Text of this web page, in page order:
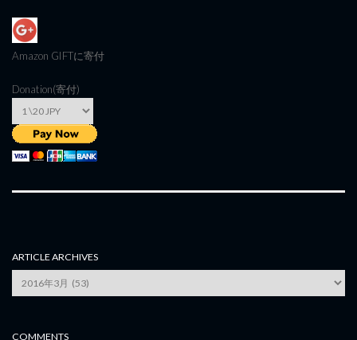
Amazon GIFTに寄付
Donation(寄付)
ARTICLE ARCHIVES
Article
Archives
COMMENTS